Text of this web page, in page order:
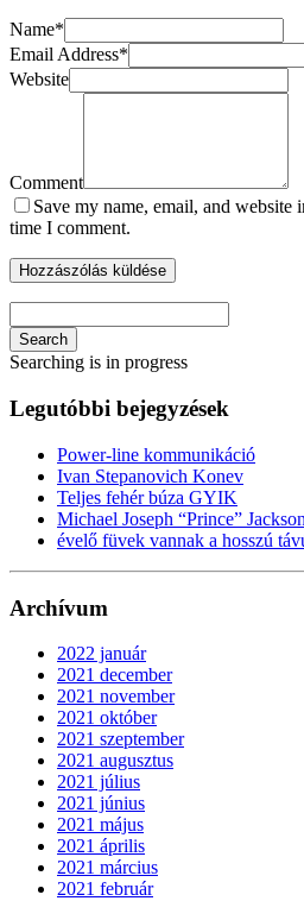
Name*
Email Address*
Website
Comment
Save my name, email, and website
time I comment.
Search
Searching is in progress
Legutóbbi bejegyzések
Power-line kommunikáció
Ivan Stepanovich Konev
Teljes fehér búza GYIK
Michael Joseph “Prince”
évelő füvek vannak a hosszú
Archívum
2022 január
2021 december
2021 november
2021 október
2021 szeptember
2021 augusztus
2021 július
2021 június
2021 május
2021 április
2021 március
2021 február